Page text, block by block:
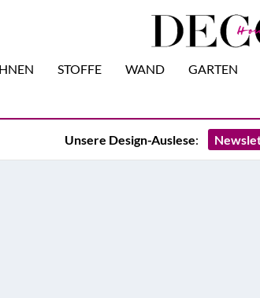
STOFFE WAND GARTEN
Unsere Design-Auslese: